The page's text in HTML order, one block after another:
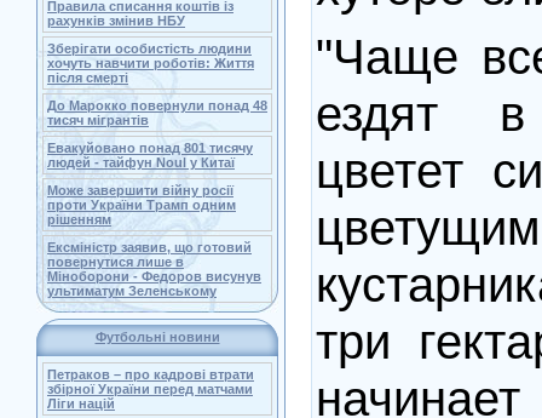
Правила списання коштів із
рахунків змінив НБУ
Зберігати особистість людини
хочуть навчити роботів: Життя
після смерті
До Марокко повернули понад 48
тисяч мігрантів
Евакуйовано понад 801 тисячу
людей - тайфун Noul у Китаї
Може завершити війну росії
проти України Трамп одним
рішенням
Ексміністр заявив, що готовий
повернутися лише в
Міноборони - Федоров висунув
ультиматум Зеленському
Футбольні новини
Петраков – про кадрові втрати
збірної України перед матчами
Ліги націй
"Чаще
ездят
цветет
три